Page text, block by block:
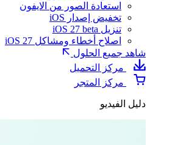
استعادة الصور من الايفون
تخفيض إصدار iOS
تنزيل iOS 27 beta
اصلاح أخطاء ومشاكل iOS 27
شاهد جميع الحلول
مركز التحميل
مركز المتجر
دليل الفيديو